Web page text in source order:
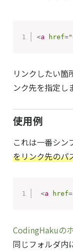
<a href="
リンクしたい箇
ンク先を指定し
使用例
これは一番シン
をリンク先のパ
<a href=
CodingHakuの
同じフォルダ内